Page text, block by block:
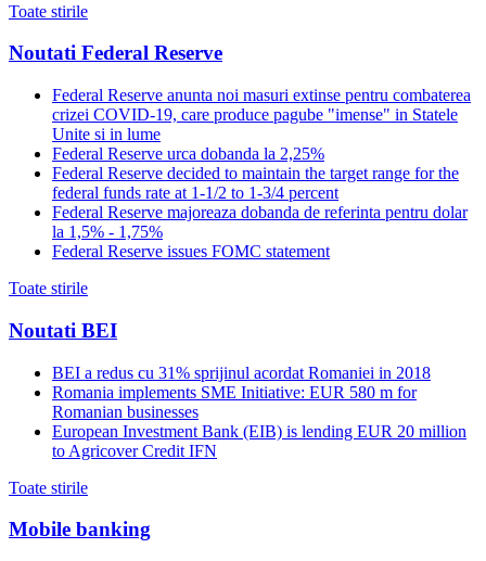
Toate stirile
Noutati Federal Reserve
Federal Reserve anunta noi masuri extinse pentru combaterea
crizei COVID-19, care produce pagube "imense" in Statele
Unite si in lume
Federal Reserve urca dobanda la 2,25%
Federal Reserve decided to maintain the target range for the
federal funds rate at 1-1/2 to 1-3/4 percent
Federal Reserve majoreaza dobanda de referinta pentru dolar
la 1,5% - 1,75%
Federal Reserve issues FOMC statement
Toate stirile
Noutati BEI
BEI a redus cu 31% sprijinul acordat Romaniei in 2018
Romania implements SME Initiative: EUR 580 m for
Romanian businesses
European Investment Bank (EIB) is lending EUR 20 million
to Agricover Credit IFN
Toate stirile
Mobile banking